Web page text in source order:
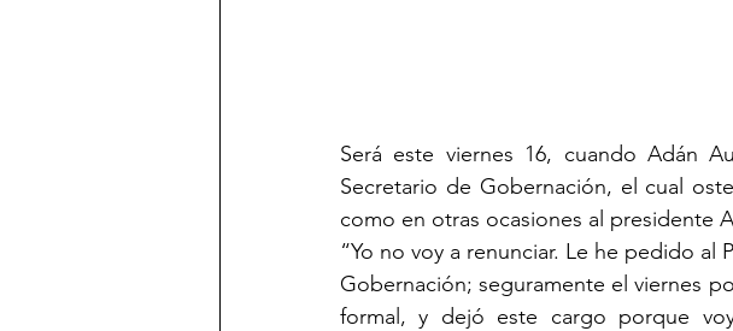
Será este viernes 16, cuando Adán
Secretario de Gobernación, el cual
como en otras ocasiones al presidente
“Yo no voy a renunciar. Le he pedido
Gobernación; seguramente el viernes
formal, y dejó este cargo porque